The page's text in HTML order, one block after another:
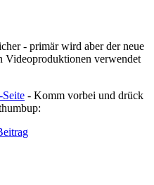
- primär wird aber der neue
Videoproduktionen verwendet
- Komm vorbei und drück